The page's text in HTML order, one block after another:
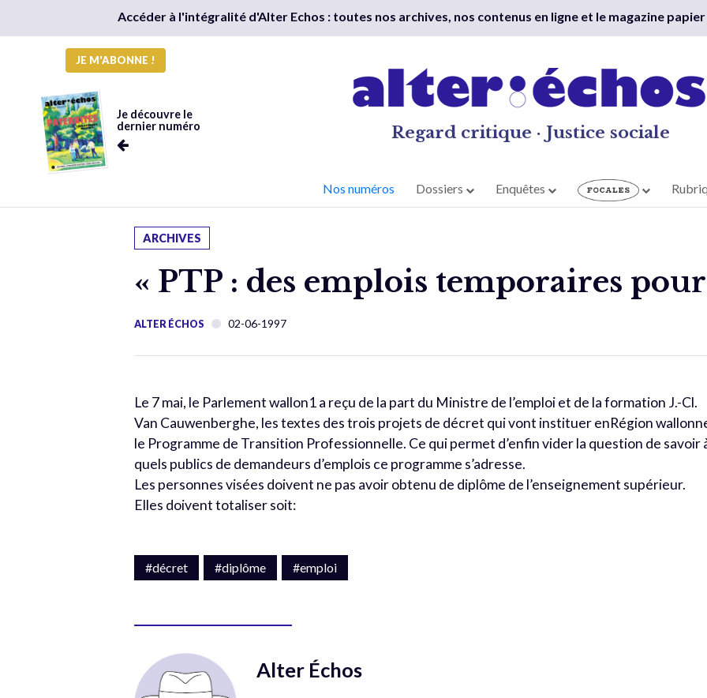
Accéder à l'intégralité d'Alter Echos : toutes nos archives, nos contenus en ligne et le magazine
JE M'ABONNE !
Je découvre le
dernier numéro
Regard critique · Justice sociale
Nos numéros Dossiers Enquêtes
ARCHIVES
« PTP : des emplois temporaires
ALTER ÉCHOS 02-06-1997
Le 7 mai, le Parlement wallon1 a reçu de la part du Ministre de l’emploi et de la formation J.-Cl.
Van Cauwenberghe, les textes des trois projets de décret qui vont instituer enRégion
le Programme de Transition Professionnelle. Ce qui permet d’enfin vider la question de savoir
quels publics de demandeurs d’emplois ce programme s’adresse.
Les personnes visées doivent ne pas avoir obtenu de diplôme de l’enseignement supérieur.
Elles doivent totaliser soit:
#décret #diplôme #emploi
Alter Échos